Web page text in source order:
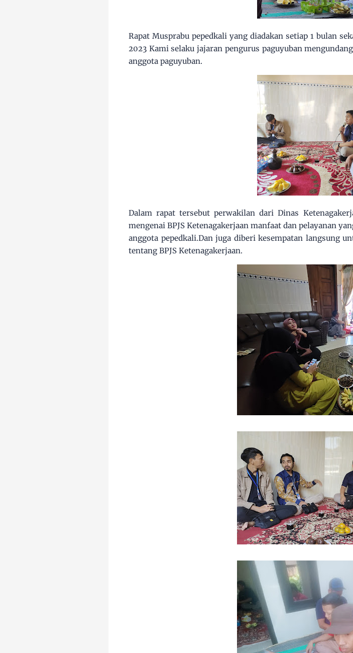
Rapat Musprabu pepedkali yang diadakan setiap 1 bulan
2023 Kami selaku jajaran pengurus paguyuban
anggota paguyuban.
Dalam rapat tersebut perwakilan dari Dinas
mengenai BPJS Ketenagakerjaan manfaat dan pelayanan
anggota pepedkali.Dan juga diberi kesempatan langsung
tentang BPJS Ketenagakerjaan.